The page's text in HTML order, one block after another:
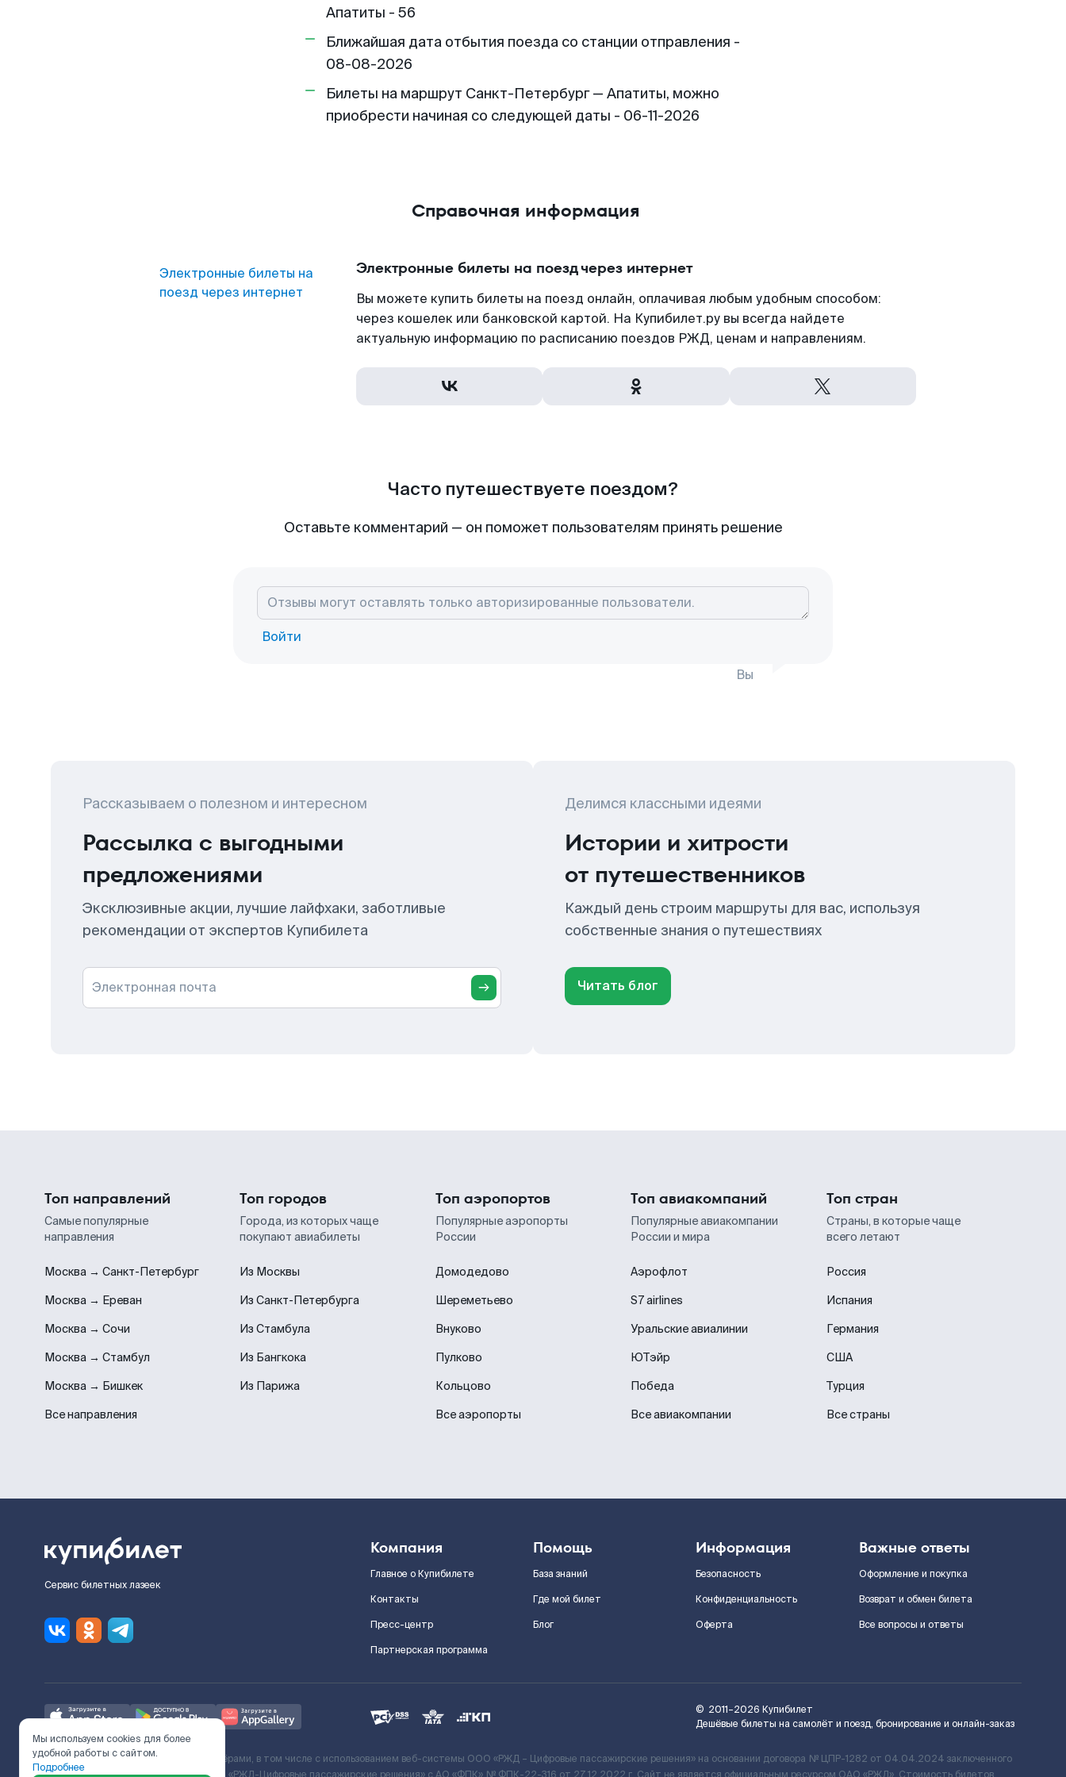
Апатиты - 56
Ближайшая дата отбытия поезда со станции отправления -
08-08-2026
Билеты на маршрут Санкт-Петербург — Апатиты, можно
приобрести начиная со следующей даты - 06-11-2026
Справочная информация
Электронные билеты на
поезд через интернет
Электронные билеты на поезд через интернет
Вы можете купить билеты на поезд онлайн, оплачивая любым удобным способом:
через кошелек или банковской картой. На Купибилет.ру вы всегда найдете
актуальную информацию по расписанию поездов РЖД, ценам и направлениям.
Часто путешествуете поездом?
Оставьте комментарий — он поможет пользователям принять решение
Войти
Вы
Рассказываем о полезном и интересном
Рассылка с выгодными
предложениями
Эксклюзивные акции, лучшие лайфхаки, заботливые
рекомендации от экспертов Купибилета
Электронная почта
Делимся классными идеями
Истории и хитрости
от путешественников
Каждый день строим маршруты для вас, используя
собственные знания о путешествиях
Читать блог
Топ направлений
Самые популярные
направления
Москва → Санкт-Петербург
Москва → Ереван
Москва → Сочи
Москва → Стамбул
Москва → Бишкек
Все направления
Топ городов
Города, из которых чаще
покупают авиабилеты
Из Москвы
Из Санкт-Петербурга
Из Стамбула
Из Бангкока
Из Парижа
Топ аэропортов
Популярные аэропорты
России
Домодедово
Шереметьево
Внуково
Пулково
Кольцово
Все аэропорты
Топ авиакомпаний
Популярные авиакомпании
России и мира
Аэрофлот
S7 airlines
Уральские авиалинии
ЮТэйр
Победа
Все авиакомпании
Топ стран
Страны, в которые чаще
всего летают
Россия
Испания
Германия
США
Турция
Все страны
Сервис билетных лазеек
Компания
Главное о Купибилете
Контакты
Пресс-центр
Партнерская программа
Помощь
База знаний
Где мой билет
Блог
Информация
Безопасность
Конфиденциальность
Оферта
Важные ответы
Оформление и покупка
Возврат и обмен билета
Все вопросы и ответы
© 2011–2026 Купибилет
Дешёвые билеты на самолёт и поезд, бронирование и онлайн-заказ
Ж/Д билеты предоставляются партнёрами, в том числе с использованием веб-системы ООО «РЖД – Цифровые пассажирские решения» на основании договора № ЦПР-1282 от 04.04.2024 заключенного
Мы используем cookies для более
удобной работы с сайтом.
Подробнее